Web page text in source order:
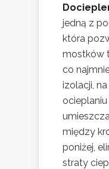
jedną z
która
mostków
co
izolacji,
między
poniżej,
straty